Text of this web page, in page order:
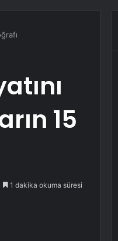
15
1 dakika okuma süresi